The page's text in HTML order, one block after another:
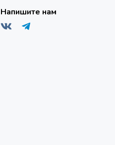
Напишите нам